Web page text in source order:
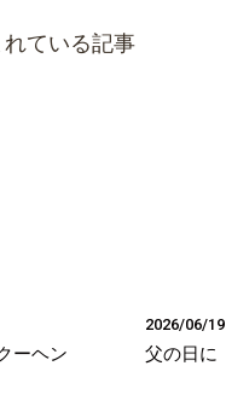
ている記事
ーヘン
2026/06/19
父の日に